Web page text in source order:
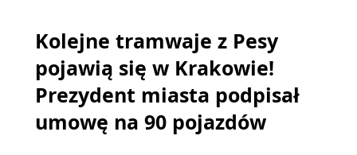
Kolejne tramwaje z Pesy
pojawią się w Krakowie!
Prezydent miasta podpisał
umowę na 90 pojazdów